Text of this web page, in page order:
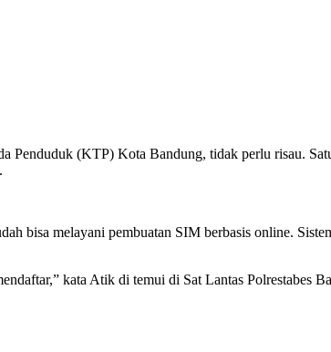
Penduduk (KTP) Kota Bandung, tidak perlu risau.
bisa melayani pembuatan SIM berbasis online.
kata Atik di temui di Sat Lantas Polrestabes